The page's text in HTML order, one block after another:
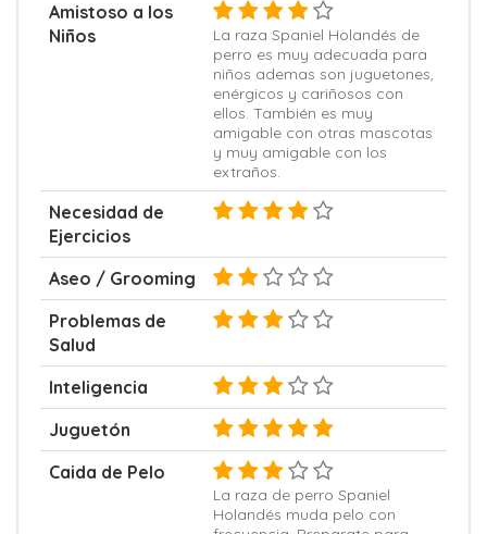
Amistoso a los
Niños
La raza Spaniel Holandés de
perro es muy adecuada para
niños ademas son juguetones,
enérgicos y cariñosos con
ellos. También es muy
amigable con otras mascotas
y muy amigable con los
extraños.
Necesidad de
Ejercicios
Aseo / Grooming
Problemas de
Salud
Inteligencia
Juguetón
Caida de Pelo
La raza de perro Spaniel
Holandés muda pelo con